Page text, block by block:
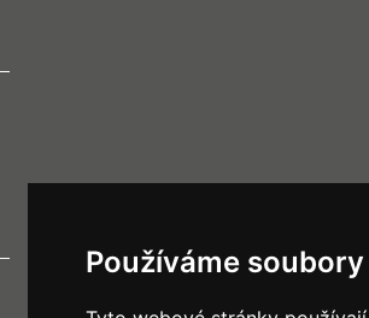
Používáme